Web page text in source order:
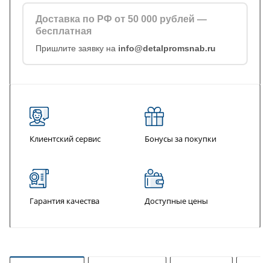
Доставка по РФ от 50 000 рублей —
бесплатная
Пришлите заявку на info@detalpromsnab.ru
Клиентский сервис Бонусы за покупки
Гарантия качества Доступные цены